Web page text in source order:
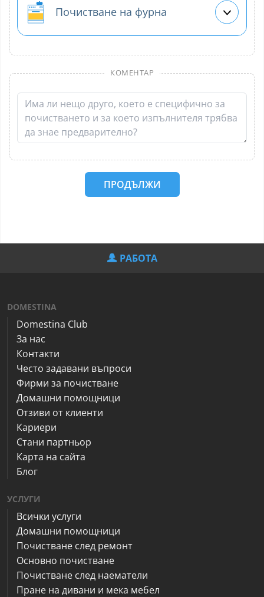
Почистване на фурна
КОМЕНТАР
ПРОДЪЛЖИ
РАБОТА
DOMESTINA
Domestina Club
За нас
Контакти
Често задавани въпроси
Фирми за почистване
Домашни помощници
Отзиви от клиенти
Кариери
Стани партньор
Карта на сайта
Блог
УСЛУГИ
Всички услуги
Домашни помощници
Почистване след ремонт
Основно почистване
Почистване след наематели
Пране на дивани и мека мебел